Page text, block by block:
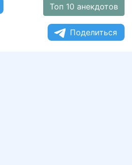
Топ 10 анекдотов
Поделиться